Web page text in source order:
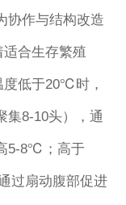
协作与结构改造
适合生存繁殖
度低于20℃时，
集8-10头），通
5-8℃；高于
过扇动腹部促进